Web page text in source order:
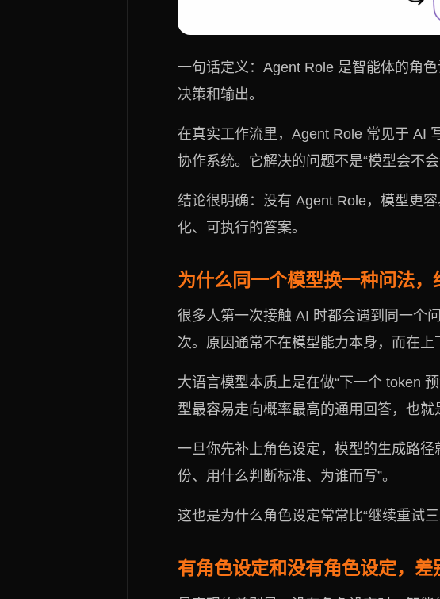
一句话定义：Agent Role 是智能体的角
决策和输出。
在真实工作流里，Agent Role 常见于 AI
协作系统。它解决的问题不是“模型会不
结论很明确：没有 Agent Role，模型更
化、可执行的答案。
为什么同一个模型换一种问法，
很多人第一次接触 AI 时都会遇到同一个
次。原因通常不在模型能力本身，而在上
大语言模型本质上是在做“下一个 token
型最容易走向概率最高的通用回答，也就
一旦你先补上角色设定，模型的生成路径
份、用什么判断标准、为谁而写”。
这也是为什么角色设定常常比“继续重试
有角色设定和没有角色设定，差